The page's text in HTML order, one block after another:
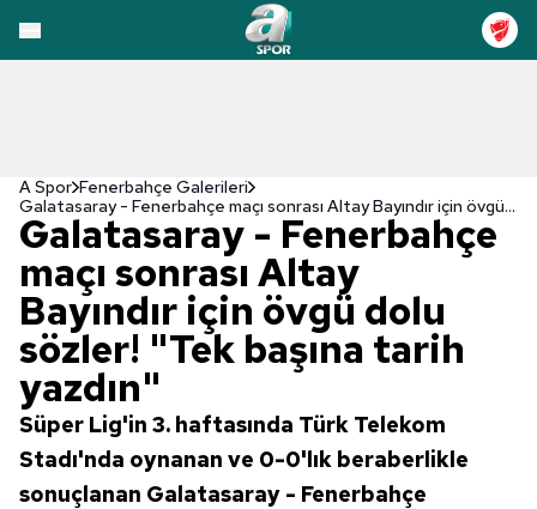
A Spor Fenerbahçe Galerileri
Galatasaray - Fenerbahçe maçı sonrası Altay Bayındır için övgü dolu sözler! "Tek başına tarih yazdın"
Galatasaray - Fenerbahçe
maçı sonrası Altay
Bayındır için övgü dolu
sözler! "Tek başına tarih
yazdın"
Süper Lig'in 3. haftasında Türk Telekom
Stadı'nda oynanan ve 0-0'lık beraberlikle
sonuçlanan Galatasaray - Fenerbahçe